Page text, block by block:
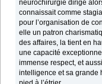
neurochirurgie dirigé
connaissait comme
pour l’organisation de
elle un patron
des affaires, la tient en
une capacité
immense respect, et
intelligence et sa grande